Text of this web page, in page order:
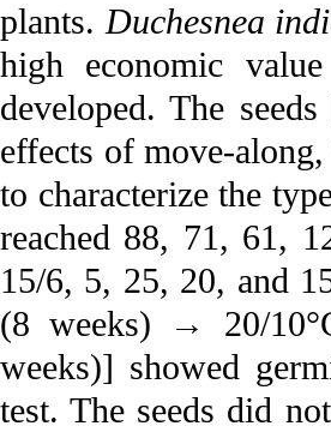
plants.Duchesnea
high economic
developed. The
effects of move-
to characterize the
reached 88, 71, 61,
15/6, 5, 25, 20, and
(8 weeks) → 20/
weeks)] showed
test. The seeds did